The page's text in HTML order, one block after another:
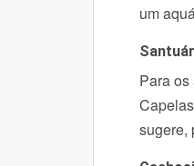
um
Para
sugere,